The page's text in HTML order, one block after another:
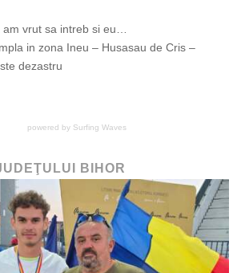
am vrut sa intreb si eu…
in zona Ineu – Husasau de Cris –
dezastru
powered by Surfing Waves
BIHOR